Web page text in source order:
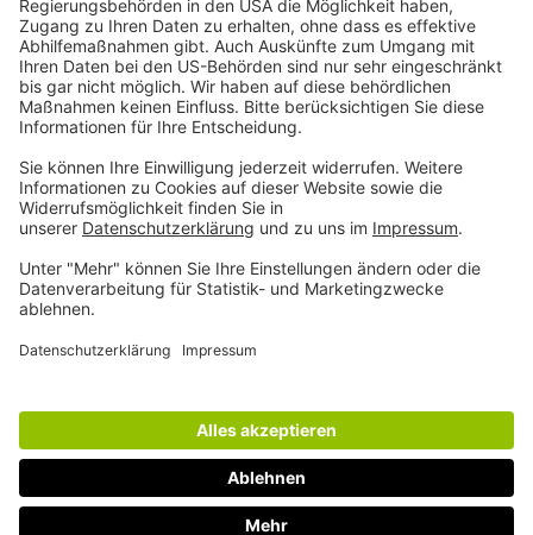
Darauf sind wir stolz
Datenschutz
Cookie-Präferenzen
Kontakt